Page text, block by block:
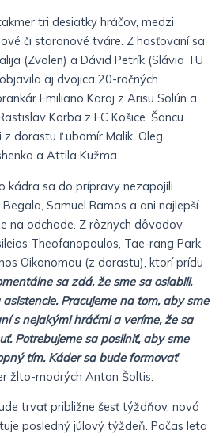
tri desiatky hráčov, medzi
či staronové tváre. Z hosťovaní sa
(Zvolen) a Dávid Petrík (Slávia TU
aj dvojica 20-ročných
Emiliano Karaj z Arisu Solún a
Korba z FC Košice. Šancu
dorastu Ľubomír Malik, Oleg
a Attila Kužma.
kádra sa do prípravy nezapojili
Samuel Ramos a ani najlepší
na odchode. Z rôznych dôvodov
Theofanopoulos, Tae-rang Park,
Oikonomou (z dorastu), ktorí prídu
sa zdá, že sme sa oslabili,
Pracujeme na tom, aby sme
s nejakými hráčmi a veríme, že sa
Potrebujeme sa posilniť, aby sme
tím. Káder sa bude formovať
žlto-modrých Anton Šoltis.
trvať približne šesť týždňov, nová
posledný júlový týždeň. Počas leta